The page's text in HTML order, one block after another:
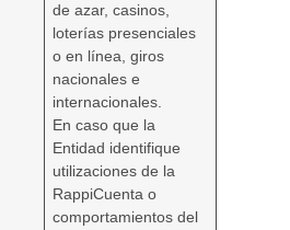
de azar, casinos,
loterías presenciales
o en línea, giros
nacionales e
internacionales.
En caso que la
Entidad identifique
utilizaciones de la
RappiCuenta o
comportamientos del